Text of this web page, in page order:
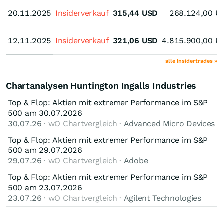
20.11.2025
12.11.2025
20.11.2025 Insiderverkauf 315,44 USD 268.124,00
12.11.2025 Insiderverkauf 321,06 USD 4.815.900,00
alle Insidertrades »
Chartanalysen Huntington Ingalls Industries
Top & Flop: Aktien mit extremer Performance im S&P
500 am 30.07.2026
30.07.26 · wO Chartvergleich · Advanced Micro Devices
Top & Flop: Aktien mit extremer Performance im S&P
500 am 29.07.2026
29.07.26 · wO Chartvergleich · Adobe
Top & Flop: Aktien mit extremer Performance im S&P
500 am 23.07.2026
23.07.26 · wO Chartvergleich · Agilent Technologies